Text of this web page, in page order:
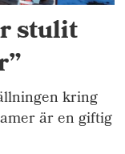
stulit
kring
är en giftig